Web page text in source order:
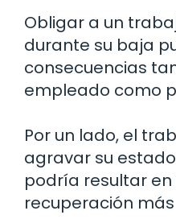
Obligar a un
durante su baja
consecuencias
empleado como
Por un lado, el
agravar su
podría resultar
recuperación